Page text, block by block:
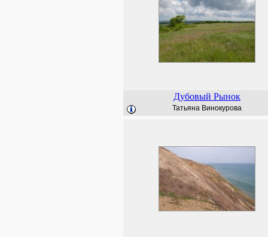
Дубовый Рынок
Татьяна Винокурова